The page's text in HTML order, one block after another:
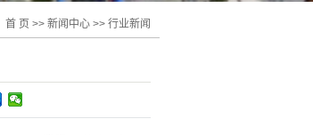
首 页 >> 新闻中心 >> 行业新闻